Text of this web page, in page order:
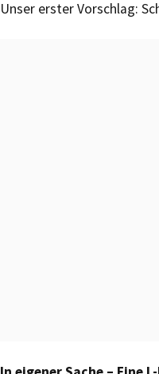
Unser erster Vorschlag: